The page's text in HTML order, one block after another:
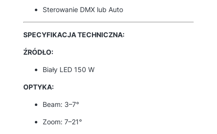
Sterowanie DMX lub Auto
SPECYFIKACJA TECHNICZNA:
ŹRÓDŁO:
Biały LED 150 W
OPTYKA:
Beam: 3–7°
Zoom: 7–21°